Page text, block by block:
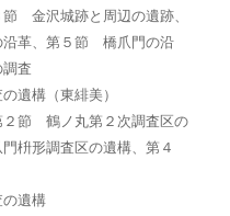
金沢城跡と周辺の遺跡、
革、第５節 橋爪門の沿
査
遺構（東緋美）
節 鶴ノ丸第２次調査区の
枡形調査区の遺構、第４
遺構